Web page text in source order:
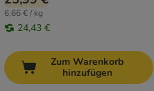
6,66 € / kg
24,43 €
Zum Warenkorb
hinzufügen